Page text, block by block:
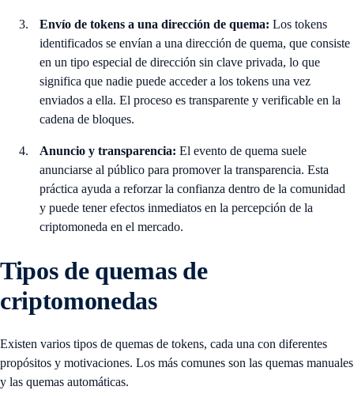
Envío de tokens a una dirección de quema: Los tokens
identificados se envían a una dirección de quema, que consiste
en un tipo especial de dirección sin clave privada, lo que
significa que nadie puede acceder a los tokens una vez
enviados a ella. El proceso es transparente y verificable en la
cadena de bloques.
Anuncio y transparencia: El evento de quema suele
anunciarse al público para promover la transparencia. Esta
práctica ayuda a reforzar la confianza dentro de la comunidad
y puede tener efectos inmediatos en la percepción de la
criptomoneda en el mercado.
Tipos de quemas de
criptomonedas
Existen varios tipos de quemas de tokens, cada una con diferentes
propósitos y motivaciones. Los más comunes son las quemas manuales
y las quemas automáticas.